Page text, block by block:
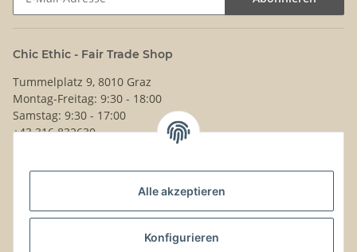
Alle akzeptieren
Konfigurieren
Chic Ethic - Fair Trade Shop
Tummelplatz 9, 8010 Graz
Montag-Freitag: 9:30 - 18:00
Samstag: 9:30 - 17:00
+43 316 832630